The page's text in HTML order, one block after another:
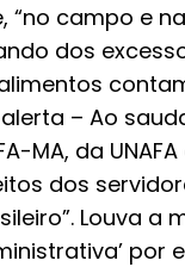
“no campo e
dos
alerta – Ao
MA, da
dos
Louva a
por